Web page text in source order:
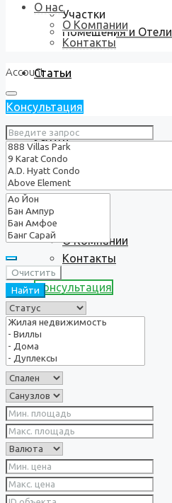
Участки
Помещения и Отели
Статьи
Услуги
О нас
О Компании
Контакты
Консультация
О нас
О Компании
Контакты
Account
Консультация
Очистить
Найти